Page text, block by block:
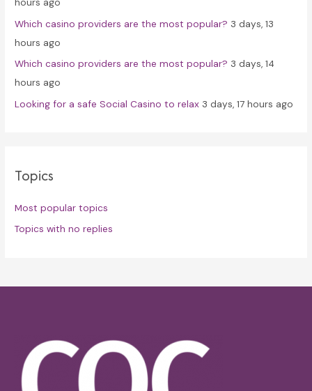
Which casino providers are the most popular? 3 days, 13
hours ago
Which casino providers are the most popular? 3 days, 14
hours ago
Looking for a safe Social Casino to relax 3 days, 17 hours ago
Topics
Most popular topics
Topics with no replies